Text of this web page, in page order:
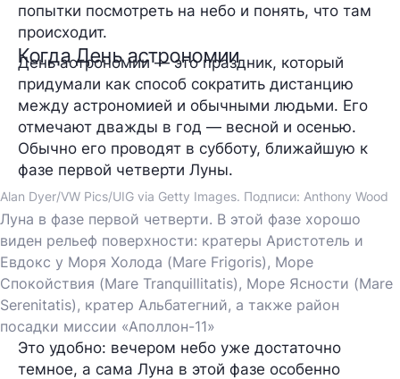
попытки посмотреть на небо и понять, что там
происходит.
Когда День астрономии
День астрономии — это праздник, который
придумали как способ сократить дистанцию
между астрономией и обычными людьми. Его
отмечают дважды в год — весной и осенью.
Обычно его проводят в субботу, ближайшую к
фазе первой четверти Луны.
Alan Dyer/VW Pics/UIG via Getty Images. Подписи: Anthony Wood
Луна в фазе первой четверти. В этой фазе хорошо
виден рельеф поверхности: кратеры Аристотель и
Евдокс у Моря Холода (Mare Frigoris), Море
Спокойствия (Mare Tranquillitatis), Море Ясности (Mare
Serenitatis), кратер Альбатегний, а также район
посадки миссии «Аполлон-11»
Это удобно: вечером небо уже достаточно
темное, а сама Луна в этой фазе особенно